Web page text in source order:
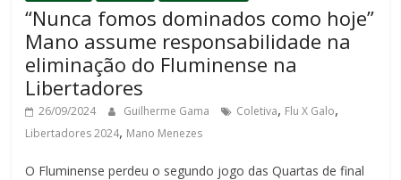
“Nunca fomos dominados como hoje”
Mano assume responsabilidade na
eliminação do Fluminense na
Libertadores
26/09/2024 Guilherme Gama Coletiva, Flu X Galo,
Libertadores 2024, Mano Menezes
O Fluminense perdeu o segundo jogo das Quartas de final